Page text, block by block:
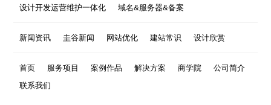
设计开发运营维护一体化
域名&服务器&备案
新闻资讯 圭谷新闻 网站优化 建站常识 设计欣赏
首页 服务项目 案例作品 解决方案 商学院
公司简介
联系我们